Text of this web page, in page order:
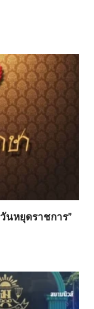
นหยุดราชการ”